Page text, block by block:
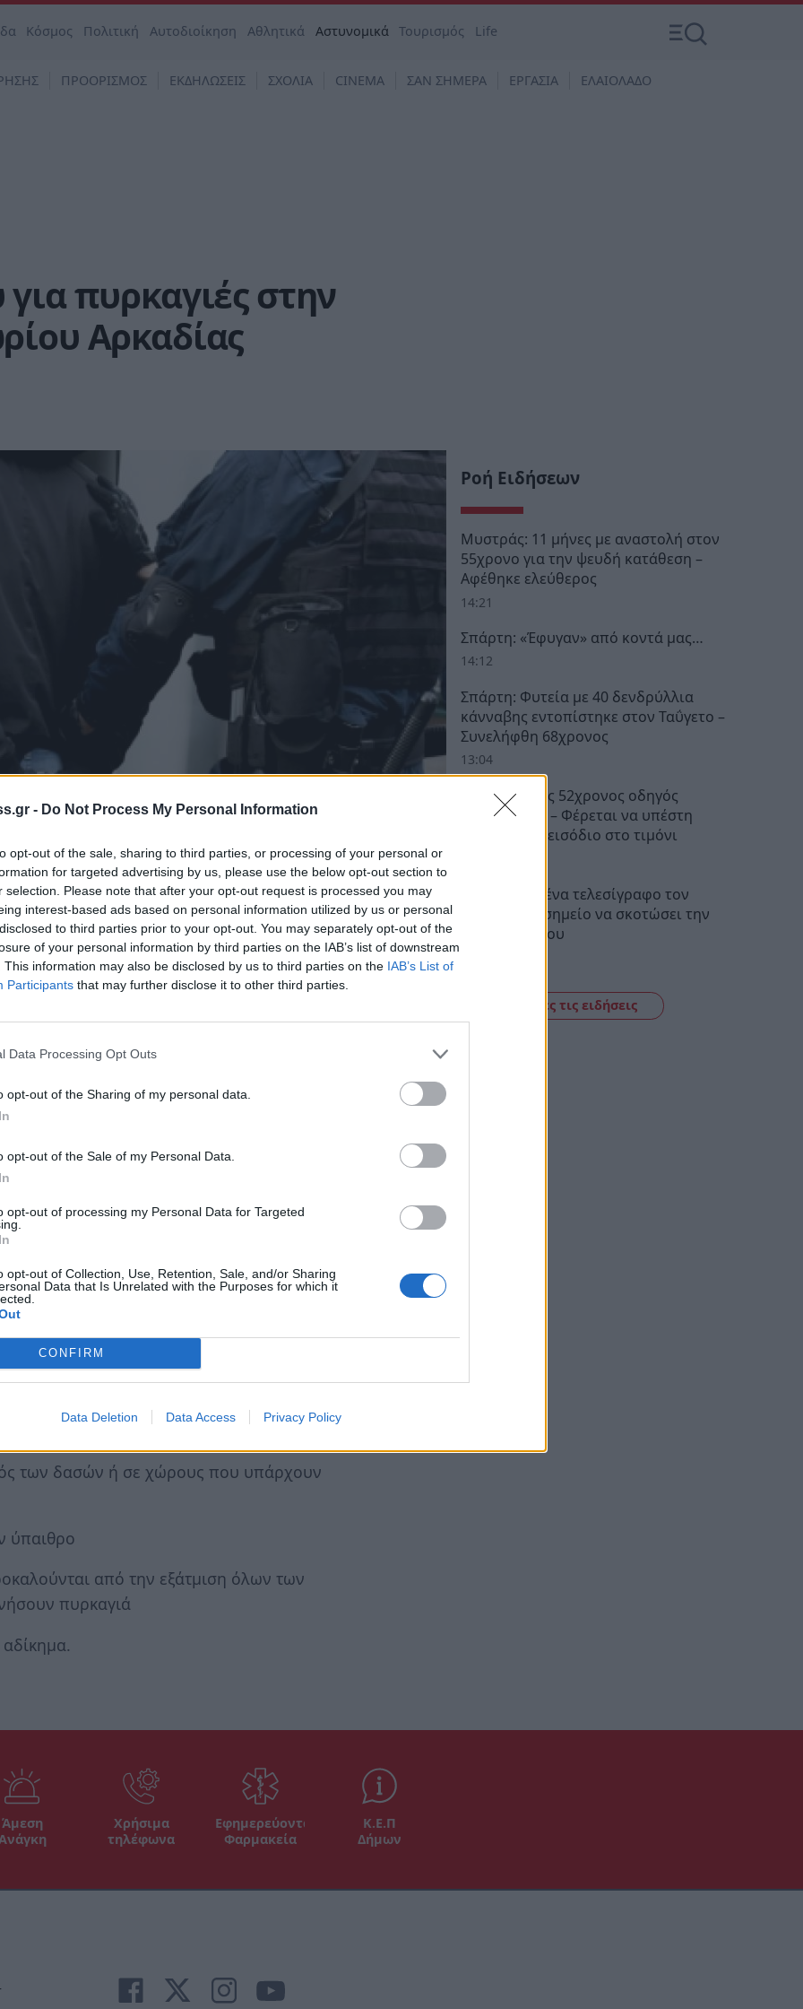
- Do Not Process My Personal Information
opt-out of the sale, sharing to third parties, or processing of your personal or
for targeted advertising by us, please use the below opt-out section to
selection. Please note that after your opt-out request is processed you may
interest-based ads based on personal information utilized by us or personal
to third parties prior to your opt-out. You may separately opt-out of the
of your personal information by third parties on the IAB’s list of downstream
This information may also be disclosed by us to third parties on the IAB’s List of
Participants that may further disclose it to other third parties.
Data Processing Opt Outs
opt-out of the Sharing of my personal data.
opt-out of the Sale of my Personal Data.
opt-out of processing my Personal Data for Targeted
opt-out of Collection, Use, Retention, Sale, and/or Sharing
Data that Is Unrelated with the Purposes for which it
CONFIRM
Data Deletion Data Access Privacy Policy
Κόσμος Πολιτική Αυτοδιοίκηση Αθλητικά Αστυνομικά Τουρισμός Life
ΠΡΟΟΡΙΣΜΟΣ ΕΚΔΗΛΩΣΕΙΣ ΣΧΟΛΙΑ CINEMA ΣΑΝ ΣΗΜΕΡΑ ΕΡΓΑΣΙΑ ΕΛΑΙΟΛΑΔΟ
πυρκαγιές στην
Αρκαδίας
όταν αναζητάς ειδήσεις στη Google
ως προτιμώμενη πηγή
πλαίσιο της αυτόφωρης διαδικασίας, από
Εμπρησμού (Δ.Α.Ε.Ε.), 24χρονος
από πρόθεση για τρείς εστίες
Παλαιοχωρίου, του Δήμου Νότιας
σχετικά ο αρμόδιος Εισαγγελέας,
προαναφερόμενος.
ενδέχεται να προκαλέσουν πυρκαγιά
χρήση τροχού ή άλλου εργαλείου που
στην ύπαιθρο
των δασών ή σε χώρους που υπάρχουν
ύπαιθρο
από την εξάτμιση όλων των
πυρκαγιά
Ροή Ειδήσεων
Μυστράς: 11 μήνες με αναστολή στον
55χρονο για την ψευδή κατάθεση –
Αφέθηκε ελεύθερος
14:21
Σπάρτη: «Έφυγαν» από κοντά μας…
14:12
Σπάρτη: Φυτεία με 40 δενδρύλλια
κάνναβης εντοπίστηκε στον Ταΰγετο –
Συνελήφθη 68χρονος
13:04
Αίγιο: Νεκρός 52χρονος οδηγός
λεωφορείου – Φέρεται να υπέστη
καρδιακό επεισόδιο στο τιμόνι
Αθήνα: Πως ένα τελεσίγραφο τον
έφτασε στο σημείο να σκοτώσει την
οικογένεια του
Δείτε όλες τις ειδήσεις
Άμεση
Χρήσιμα
τηλέφωνα
Εφημερεύοντα
Φαρμακεία
Κ.Ε.Π
Δήμων